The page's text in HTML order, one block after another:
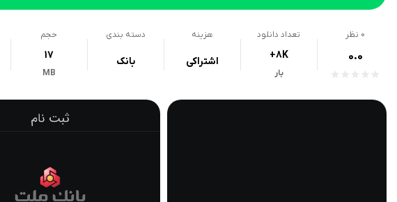
0 نظر
0.0
تعداد دانلود
+8K
بار
هزینه
اشتراکی
دسته بندی
بانک
حجم
17
MB